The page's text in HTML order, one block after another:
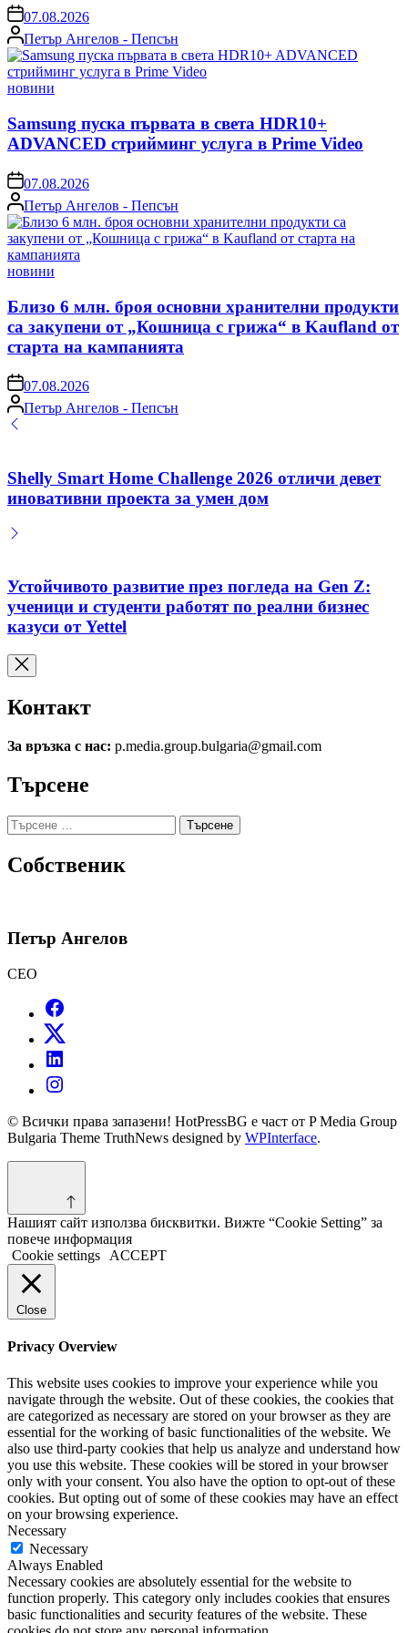
on07.08.2026
Posted
by
Петър Ангелов - Пепсън
Posted
новини
Samsung пуска първата в света HDR10+
ADVANCED стрийминг услуга в Prime Video
on07.08.2026
Posted
by
Петър Ангелов - Пепсън
Posted
новини
Близо 6 млн. броя основни хранителни продукти
са закупени от „Кошница с грижа“ в Kaufland от
старта на кампанията
on07.08.2026
Posted
by
Петър Ангелов - Пепсън
Shelly Smart Home Challenge 2026 отличи девет
иновативни проекта за умен дом
Устойчивото развитие през погледа на Gen Z:
ученици и студенти работят по реални бизнес
казуси от Yettel
Контакт
За връзка с нас: p.media.group.bulgaria@gmail.com
Търсене
Търсене
за:
Собственик
Петър Ангелов
CEO
© Всички права запазени! HotPressBG е част от P Media Group
Bulgaria Theme TruthNews designed by WPInterface.
Нашият сайт използва бисквитки. Вижте “Cookie Setting” за
повече информация
Cookie settings
ACCEPT
Close
Privacy Overview
This website uses cookies to improve your experience while you
navigate through the website. Out of these cookies, the cookies that
are categorized as necessary are stored on your browser as they are
essential for the working of basic functionalities of the website. We
also use third-party cookies that help us analyze and understand how
you use this website. These cookies will be stored in your browser
only with your consent. You also have the option to opt-out of these
cookies. But opting out of some of these cookies may have an effect
on your browsing experience.
Necessary
Necessary
Always Enabled
Necessary cookies are absolutely essential for the website to
function properly. This category only includes cookies that ensures
basic functionalities and security features of the website. These